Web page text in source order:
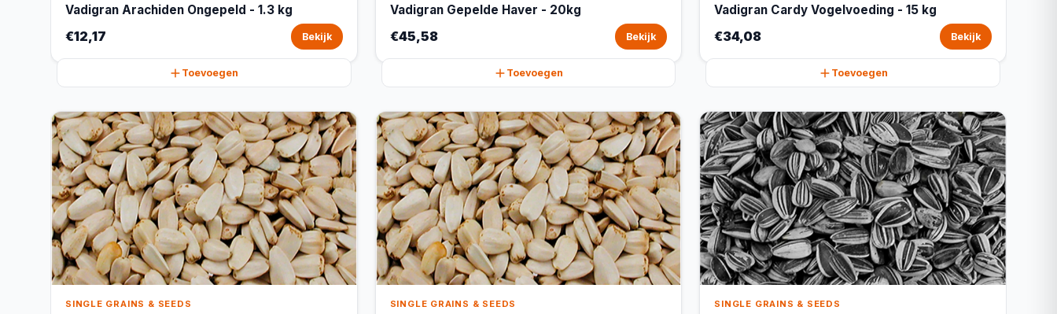
Vadigran Arachiden Ongepeld - 1.3 kg
€12,17 Bekijk
Toevoegen
Vadigran Gepelde Haver - 20kg
€45,58 Bekijk
Toevoegen
Vadigran Cardy Vogelvoeding - 15 kg
€34,08 Bekijk
Toevoegen
SINGLE GRAINS & SEEDS SINGLE GRAINS & SEEDS SINGLE GRAINS & SEEDS